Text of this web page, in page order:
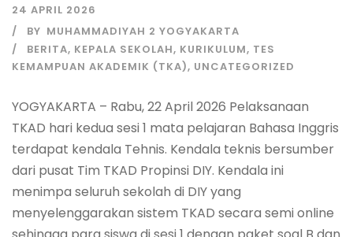
24 APRIL 2026
BY MUHAMMADIYAH 2 YOGYAKARTA
BERITA, KEPALA SEKOLAH, KURIKULUM, TES
KEMAMPUAN AKADEMIK (TKA), UNCATEGORIZED
YOGYAKARTA – Rabu, 22 April 2026 Pelaksanaan
TKAD hari kedua sesi 1 mata pelajaran Bahasa Inggris
terdapat kendala Tehnis. Kendala teknis bersumber
dari pusat Tim TKAD Propinsi DIY. Kendala ini
menimpa seluruh sekolah di DIY yang
menyelenggarakan sistem TKAD secara semi online